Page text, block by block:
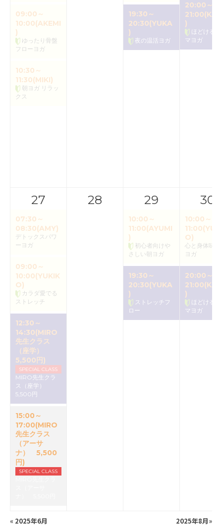
09:00～
10:00(AKEMI
)
ゆったり骨盤
フローヨガ
10:30～
11:30(MIKI)
朝ヨガ リラッ
クス
19:30～
20:30(YUKA
)
夜の温活ヨガ
20:00～
)
ほどける
マヨガ
27
07:30～
08:30(AMY)
デトックスパワ
ーヨガ
09:00～
10:00(YUKIK
O)
カラダ愛でる
ストレッチ
12:30～
14:30(MIRO
先生クラス
（座学）
5,500円)
SPECIAL CLASS
MIRO先生クラ
ス（座学）
5,500円
15:00～
17:00(MIRO
先生クラス
（アーサ
ナ） 5,500
円)
SPECIAL CLASS
28 29
10:00～
11:00(AYUMI
)
初心者向けや
さしい朝ヨガ
19:30～
20:30(YUKA
)
ストレッチフ
ロー
30
10:00～
O)
心と身体味わ
ヨガ
20:00～
)
ほどける
マヨガ
« 2025年6月 2025年8月»